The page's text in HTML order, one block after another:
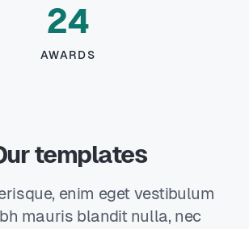
24
AWARDS
templates
enim eget vestibulum
mauris blandit nulla, nec